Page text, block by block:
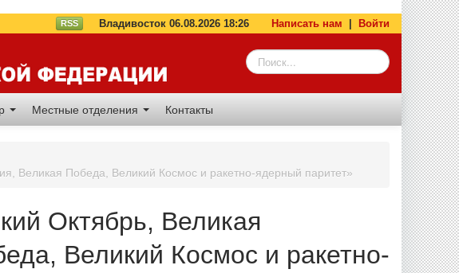
RSS Владивосток 06.08.2026 18:26 Написать нам Войти
Местные отделения Контакты
Великая Победа, Великий Космос и ракетно-ядерный паритет»
Октябрь, Великая
Великий Космос и ракетно-